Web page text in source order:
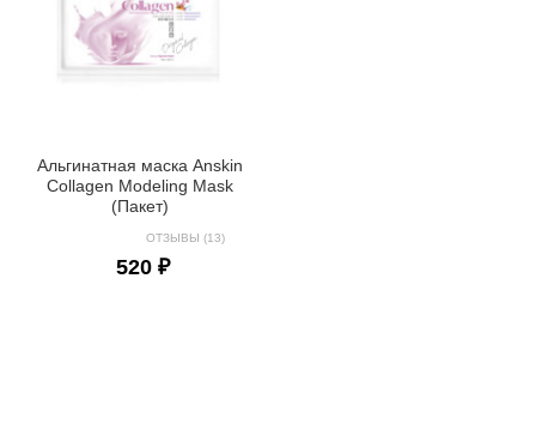
Альгинатная маска Anskin
Collagen Modeling Mask
(Пакет)
ОТЗЫВЫ (13)
520 ₽